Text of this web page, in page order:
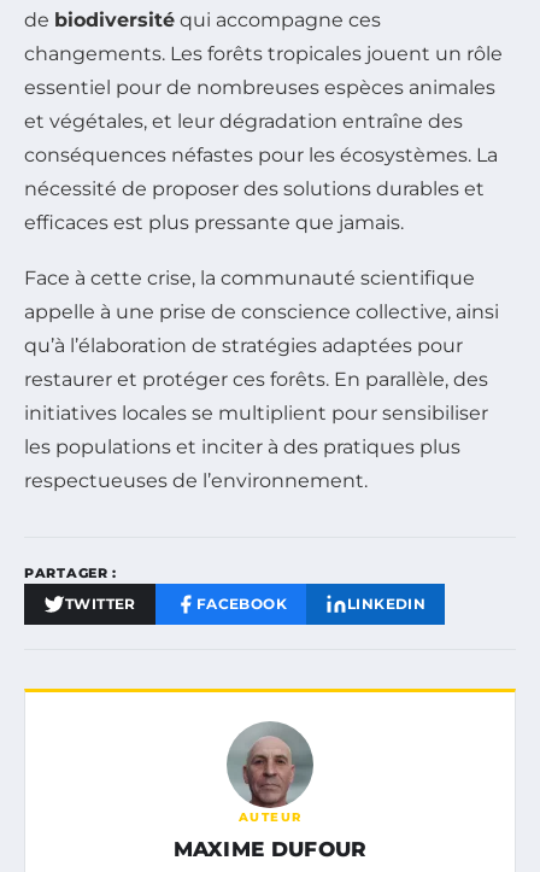
de biodiversité qui accompagne ces
changements. Les forêts tropicales jouent un rôle
essentiel pour de nombreuses espèces animales
et végétales, et leur dégradation entraîne des
conséquences néfastes pour les écosystèmes. La
nécessité de proposer des solutions durables et
efficaces est plus pressante que jamais.
Face à cette crise, la communauté scientifique
appelle à une prise de conscience collective, ainsi
qu’à l’élaboration de stratégies adaptées pour
restaurer et protéger ces forêts. En parallèle, des
initiatives locales se multiplient pour sensibiliser
les populations et inciter à des pratiques plus
respectueuses de l’environnement.
PARTAGER :
TWITTER FACEBOOK LINKEDIN
AUTEUR
MAXIME DUFOUR